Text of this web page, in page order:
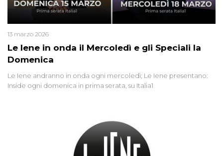
Le Iene in onda il Mercoledì e gli Speciali la
Domenica
13 marzo 2026
Le Iene andranno in onda ogni mercoledì; Le Iene presentano:
Inside ogni domenica in prima serata, su Italia1